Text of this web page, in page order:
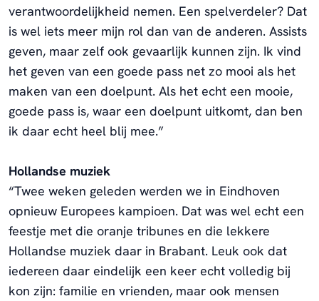
verantwoordelijkheid nemen. Een spelverdeler? Dat
is wel iets meer mijn rol dan van de anderen. Assists
geven, maar zelf ook gevaarlijk kunnen zijn. Ik vind
het geven van een goede pass net zo mooi als het
maken van een doelpunt. Als het echt een mooie,
goede pass is, waar een doelpunt uitkomt, dan ben
ik daar echt heel blij mee.”
Hollandse muziek
“Twee weken geleden werden we in Eindhoven
opnieuw Europees kampioen. Dat was wel echt een
feestje met die oranje tribunes en die lekkere
Hollandse muziek daar in Brabant. Leuk ook dat
iedereen daar eindelijk een keer echt volledig bij
kon zijn: familie en vrienden, maar ook mensen